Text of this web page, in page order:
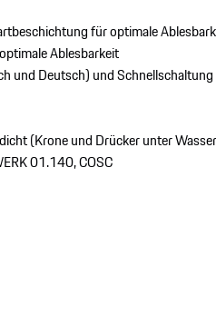
für optimale
Ablesbarkeit
und Deutsch) und
(Krone und Drücker unter
01.140, COSC